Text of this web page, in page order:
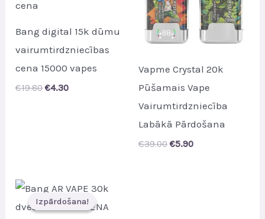
Bang digital 15k dūmu
vairumtirdzniecības
cena 15000 vapes
€19.80 Original
€4.30Current
Vapme Crystal 20k
Pūšamais Vape
Vairumtirdzniecība
Labākā Pārdošana
€39.00 Original
€5.90Current
Izpārdošana!
Izpārdošana!